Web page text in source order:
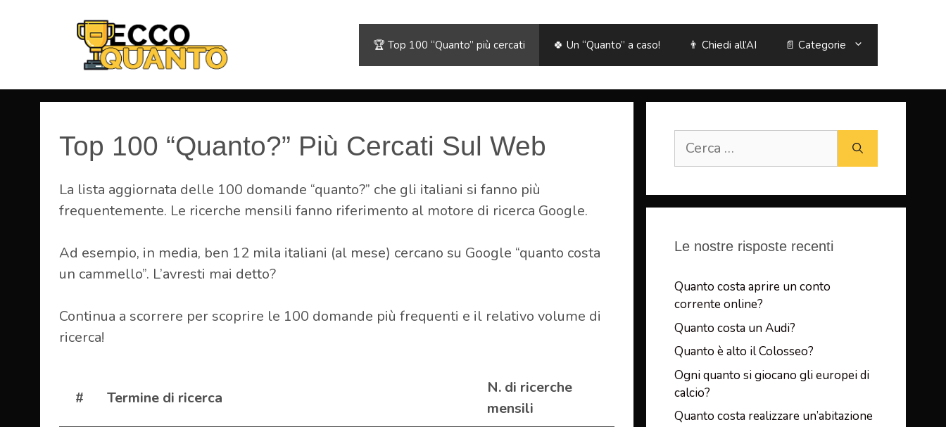
🏆 Top 100 “Quanto” più cercati 🍀 Un “Quanto” a caso! 👨 Chiedi all’AI 📄 Categorie
Top 100 “Quanto?” Più Cercati Sul Web
La lista aggiornata delle 100 domande “quanto?” che gli italiani si fanno più
frequentemente. Le ricerche mensili fanno riferimento al motore di ricerca Google.
Ad esempio, in media, ben 12 mila italiani (al mese) cercano su Google “quanto costa
un cammello”. L’avresti mai detto?
Continua a scorrere per scoprire le 100 domande più frequenti e il relativo volume di
ricerca!
# Termine di ricerca
N. di ricerche
mensili
per:
Le nostre risposte recenti
Quanto costa aprire un conto
corrente online?
Quanto costa un Audi?
Quanto è alto il Colosseo?
Ogni quanto si giocano gli europei di
calcio?
Quanto costa realizzare un’abitazione